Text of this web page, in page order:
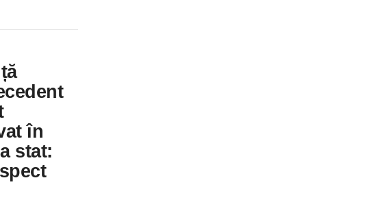
în
stat: